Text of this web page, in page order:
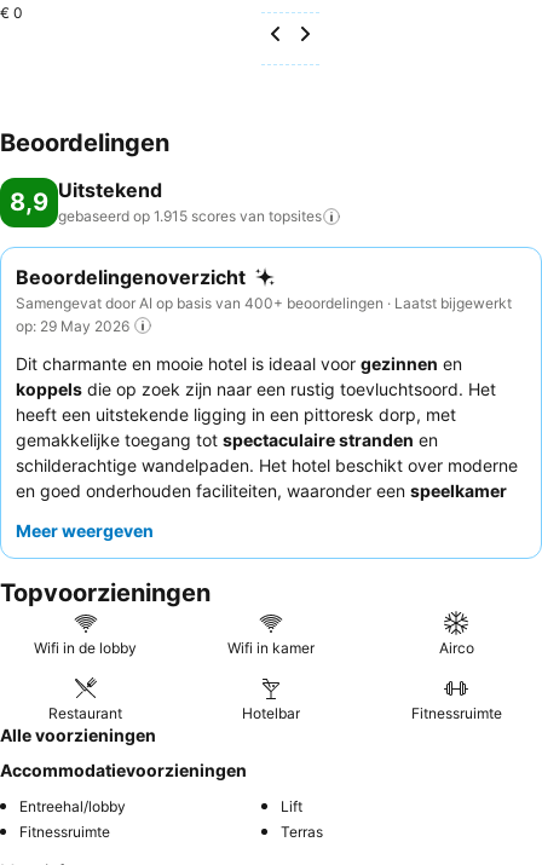
€ 0
Beoordelingen
8,9 Uitstekend
gebaseerd op 1.915 scores van topsites
Beoordelingenoverzicht
Samengevat door AI op basis van 400+ beoordelingen · Laatst bijgewerkt
op: 29 May 2026
Dit charmante en mooie hotel is ideaal voor gezinnen en
koppels die op zoek zijn naar een rustig toevluchtsoord. Het
heeft een uitstekende ligging in een pittoresk dorp, met
gemakkelijke toegang tot spectaculaire stranden en
schilderachtige wandelpaden. Het hotel beschikt over moderne
en goed onderhouden faciliteiten, waaronder een speelkamer
prijzen consequent het uitzonderlijke personeel en de service,
behulpzaamheid. Hoewel het restaurant een gevarieerd menu
met heerlijke, huisgemaakte gerechten biedt, zijn de
beoordelingen over het ontbijt wisselend. Voor een echt
eigen balkon te boeken om te genieten van het prachtige
uitzicht op de kustlijn.
Meer weergeven
Topvoorzieningen
Wifi in de lobby Wifi in kamer Airco
Restaurant Hotelbar Fitnessruimte
Alle voorzieningen
Accommodatievoorzieningen
Entreehal/lobby
Lift
Fitnessruimte
Terras